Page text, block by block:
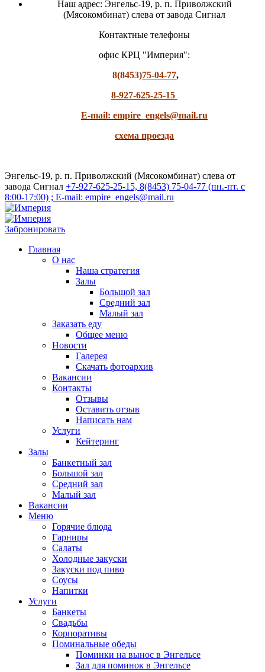
Наш адрес: Энгельс-19, р. п. Приволжский
(Мясокомбинат) слева от завода Сигнал
Контактные телефоны
офис КРЦ "Империя":
8(8453)75-04-77,
8-927-625-25-15
E-mail: empire_engels@mail.ru
схема проезда
Энгельс-19, р. п. Приволжский (Мясокомбинат) слева от
завода Сигнал +7-927-625-25-15, 8(8453) 75-04-77 (пн.-пт. с
8:00-17:00) ; E-mail: empire_engels@mail.ru
Забронировать
Главная
О нас
Наша стратегия
Залы
Большой зал
Средний зал
Малый зал
Заказать еду
Общее меню
Новости
Галерея
Скачать фотоархив
Вакансии
Контакты
Отзывы
Оставить отзыв
Написать нам
Услуги
Кейтеринг
Залы
Банкетный зал
Большой зал
Средний зал
Малый зал
Вакансии
Меню
Горячие блюда
Гарниры
Салаты
Холодные закуски
Закуски под пиво
Соусы
Напитки
Услуги
Банкеты
Свадьбы
Корпоративы
Поминальные обеды
Поминки на вынос в Энгельсе
Зал для поминок в Энгельсе